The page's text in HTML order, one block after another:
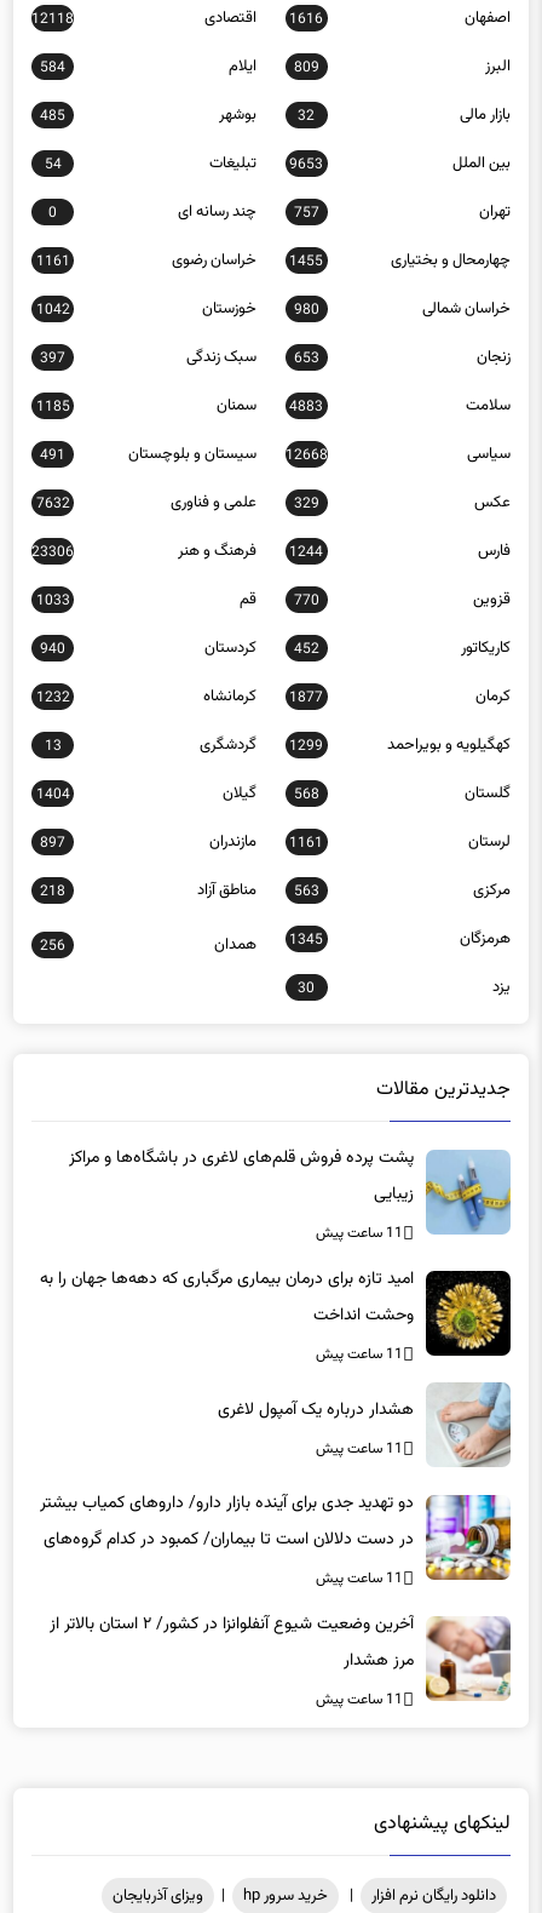
البرز 809
584
بازار مالی 32 بوشهر 485
بین الملل 9653 تبلیغات 54
تهران 757 چند رسانه ای 0
چهارمحال و بختیاری 1455 خراسان رضوی 1161
خراسان شمالی 980 خوزستان 1042
زنجان 653 سبک زندگی 397
سلامت 4883 سمنان 1185
سیاسی 12668 سیستان و بلوچستان 491
عکس 329 علمی و فناوری 7632
فارس 1244 فرهنگ و هنر 23306
قزوین 770 قم 1033
کاریکاتور 452 کردستان 940
کرمان 1877 کرمانشاه 1232
کهگیلویه و بویراحمد 1299 گردشگری 13
گلستان 568 گیلان 1404
لرستان 1161 مازندران 897
مرکزی 563 مناطق آزاد 218
هرمزگان 1345
256
یزد 30
پشت پرده فروش قلم‌های لاغری در باشگاه‌ها و مراکز
زیبایی
11 ساعت پیش
امید تازه برای درمان بیماری مرگباری که دهه‌ها جهان را به
وحشت انداخت
11 ساعت پیش
11 ساعت پیش
در دست دلالان است تا بیماران/ کمبود در کدام گروه‌های
دارویی محسوس‌تر است؟
11 ساعت پیش
مرز هشدار
11 ساعت پیش
دانلود رایگان نرم افزار